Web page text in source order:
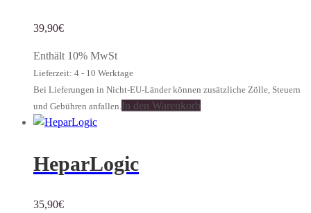
39,90€
Enthält 10% MwSt
Lieferzeit: 4 - 10 Werktage
Bei Lieferungen in Nicht-EU-Länder können zusätzliche Zölle, Steuern
und Gebühren anfallen.In den Warenkorb
HeparLogic
35,90€